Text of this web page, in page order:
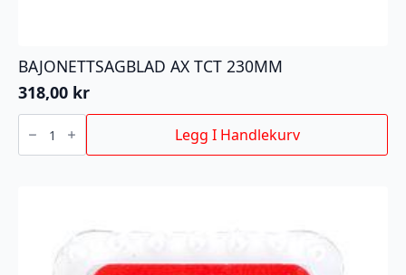
BAJONETTSAGBLAD AX TCT 230MM
318,00 kr
BAJONETTSAGBLAD
AX
230MM
Legg I Handlekurv